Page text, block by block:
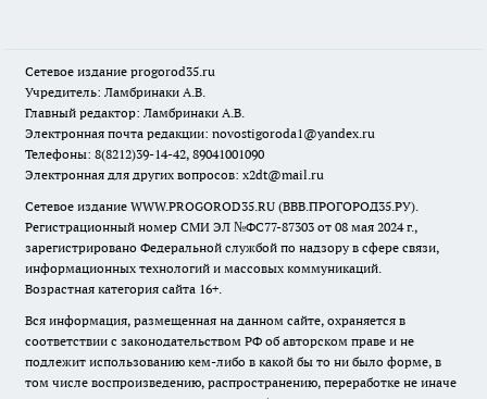
Сетевое издание progorod35.ru
Учредитель: Ламбринаки А.В.
Главный редактор: Ламбринаки А.В.
Электронная почта редакции: novostigoroda1@yandex.ru
Телефоны: 8(8212)39-14-42, 89041001090
Электронная для других вопросов: x2dt@mail.ru
Сетевое издание WWW.PROGOROD35.RU (ВВВ.ПРОГОРОД35.РУ).
Регистрационный номер СМИ ЭЛ №ФС77-87303 от 08 мая 2024 г.,
зарегистрировано Федеральной службой по надзору в сфере связи,
информационных технологий и массовых коммуникаций.
Возрастная категория сайта 16+.
Вся информация, размещенная на данном сайте, охраняется в
соответствии с законодательством РФ об авторском праве и не
подлежит использованию кем-либо в какой бы то ни было форме, в
том числе воспроизведению, распространению, переработке не иначе